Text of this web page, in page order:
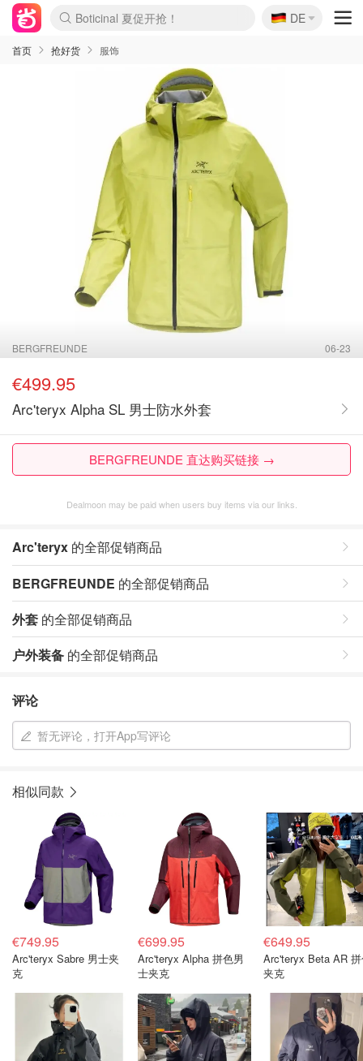
Boticinal 夏促开抢！
4折！lulu周四疯狂上新
还没结束！&OtherStories大促
Joybuy变相75折 随时失效
速领！Stanley独家85折
疑似霸哥！Camper额外叠85折
Zalando 奥莱闪促！每日更新
Moncler反季囤！5折起+叠9折
Coach Brooklyn仅€192
🇩🇪
DE
首页 抢好货 服饰
BERGFREUNDE 06-23
€499.95
Arc'teryx Alpha SL 男士防水外套
BERGFREUNDE 直达购买链接 →
Dealmoon may be paid when users buy items via our links.
Arc'teryx 的全部促销商品
BERGFREUNDE 的全部促销商品
外套 的全部促销商品
户外装备 的全部促销商品
评论
暂无评论，打开App写评论
相似同款
€749.95
Arc'teryx Sabre 男士夹
克
€699.95
Arc'teryx Alpha 拼色男
士夹克
€649.95
Arc'teryx Beta AR
夹克